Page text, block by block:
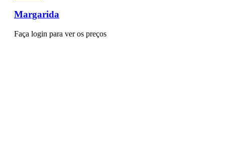
Margarida
Faça login para ver os preços